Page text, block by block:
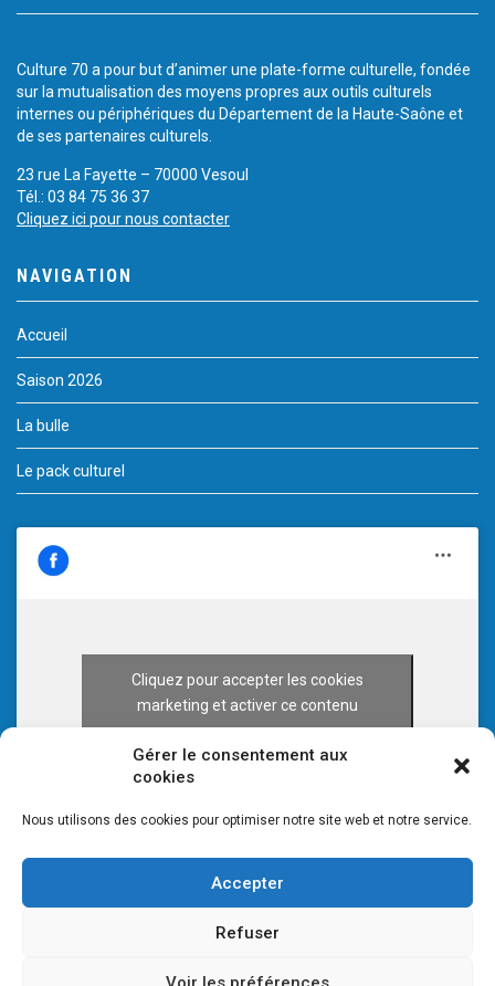
Gérer le consentement aux
cookies
Nous utilisons des cookies pour optimiser notre site web et notre service.
Accepter
Refuser
Culture 70 a pour but d’animer une plate-forme culturelle, fondée
sur la mutualisation des moyens propres aux outils culturels
internes ou périphériques du Département de la Haute-Saône et
de ses partenaires culturels.
23 rue La Fayette – 70000 Vesoul
Tél.: 03 84 75 36 37
Cliquez ici pour nous contacter
NAVIGATION
Accueil
Saison 2026
La bulle
Le pack culturel
Cliquez pour accepter les cookies
marketing et activer ce contenu
© 2026 CULTURE 70 -Mentions légales-